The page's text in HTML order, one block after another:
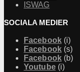
ISWAG
SOCIALA MEDIER
Facebook(i)
Facebook(s)
Facebook(b)
Youtube(i)